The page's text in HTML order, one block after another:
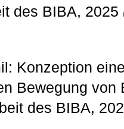
des BIBA, 2025
Konzeption
Bewegung
des BIBA,